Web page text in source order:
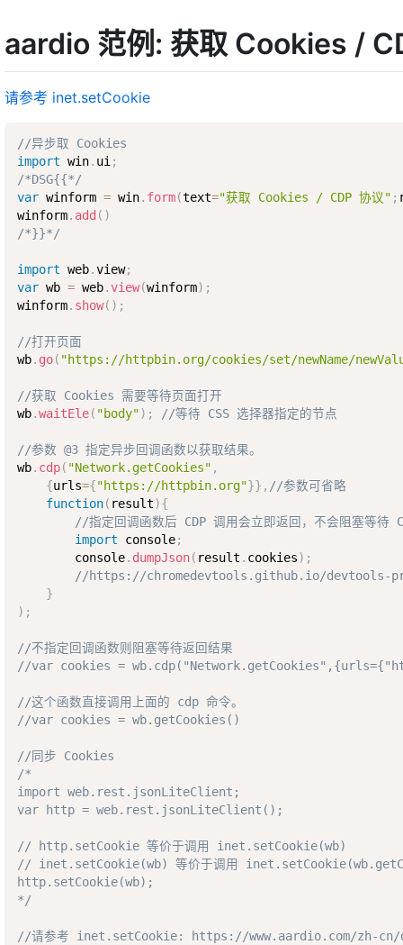
aardio 范例: 获取 Cookies /
请参考 inet.setCookie
//异步取 Cookies
import win. ui ;
/*DSG{{*/
var winform = win. form(text="获取 Cookies / CDP 协议" ;
winform. add ( )
/*}}*/
import web.view;
var wb = web.view(winform) ;
winform. show( ) ;
//打开页面
wb. go( "https://httpbin.org/cookies/set/newName/
//获取 Cookies 需要等待页面打开
wb.waitEle( "body") ; //等待 CSS 选择器指定的节点
//参数 @3 指定异步回调函数以获取结果。
wb. cdp( "Network.getCookies" ,
{urls={"https://httpbin.org"}} , //参数可省略
function( result){
//指定回调函数后 CDP 调用会立即返回，不会阻塞等待
import console;
        console
. dumpJson( result . cookies) ;
//https://chromedevtools.github.io/devtools-
}
) ;
//不指定回调函数则阻塞等待返回结果
//var cookies =
//这个函数直接调用上面的 cdp 命令。
//var cookies = wb.getCookies()
//同步 Cookies
/*
import web.rest.jsonLiteClient;
var http = web.rest.jsonLiteClient();
// http.setCookie 等价于调用 inet.setCookie(wb)
// inet.setCookie(wb) 等价于调用
http.setCookie(wb);
*/
//请参考 inet.setCookie: https://www.aardio.com/zh-